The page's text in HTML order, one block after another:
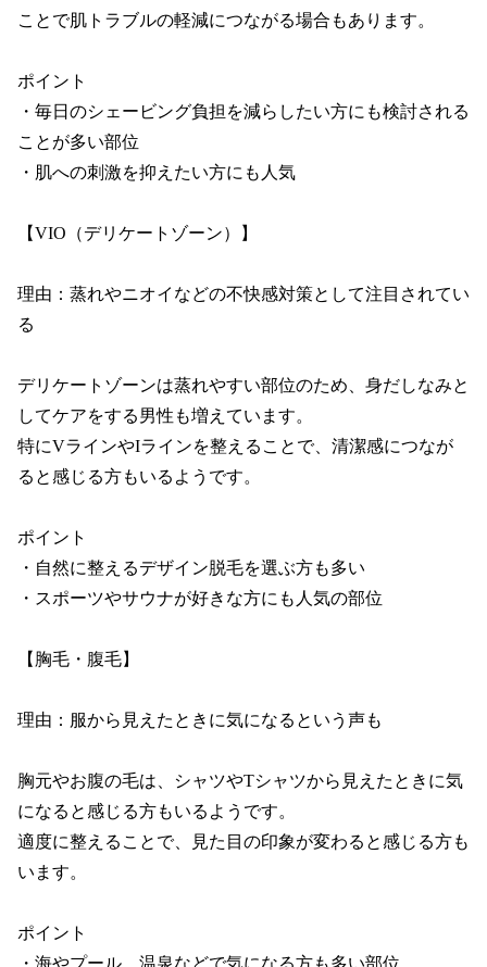
ことで肌トラブルの軽減につながる場合もあります。
ポイント
・毎日のシェービング負担を減らしたい方にも検討される
ことが多い部位
・肌への刺激を抑えたい方にも人気
【VIO（デリケートゾーン）】
理由：蒸れやニオイなどの不快感対策として注目されてい
る
デリケートゾーンは蒸れやすい部位のため、身だしなみと
してケアをする男性も増えています。
特にVラインやIラインを整えることで、清潔感につなが
ると感じる方もいるようです。
ポイント
・自然に整えるデザイン脱毛を選ぶ方も多い
・スポーツやサウナが好きな方にも人気の部位
【胸毛・腹毛】
理由：服から見えたときに気になるという声も
胸元やお腹の毛は、シャツやTシャツから見えたときに気
になると感じる方もいるようです。
適度に整えることで、見た目の印象が変わると感じる方も
います。
ポイント
・海やプール、温泉などで気になる方も多い部位